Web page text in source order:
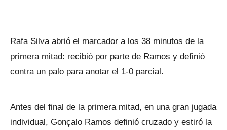
Rafa Silva abrió el marcador a los 38 minutos de la
primera mitad: recibió por parte de Ramos y definió
contra un palo para anotar el 1-0 parcial.
Antes del final de la primera mitad, en una gran jugada
individual, Gonçalo Ramos definió cruzado y estiró la